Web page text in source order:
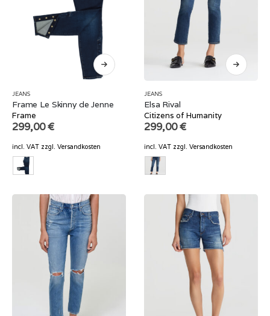
JEANS
Frame Le Skinny de Jenne
Frame
299,00€
incl. VAT zzgl. Versandkosten
JEANS
Elsa Rival
Citizens of Humanity
299,00€
incl. VAT zzgl. Versandkosten